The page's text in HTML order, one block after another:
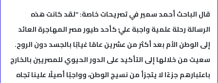
قال الباحث أحمد سمير في تصريحات خاصة: “لقد كانت هذه
الرسالة رحلة علمية واجبة عليّ كأحد طيور مصر المهاجرة العائد
إلى الوطن الأم بعد أكثر من عشرين عامًا غيابًا بالجسد دون الروح.
سعيت من خلالها إلى التأكيد على الدور الحيوي للمصريين بالخارج
باعتبارهم جزءًا لا يتجزأ من نسيج الوطن، وواجبًا أصيلًا علينا تجاه